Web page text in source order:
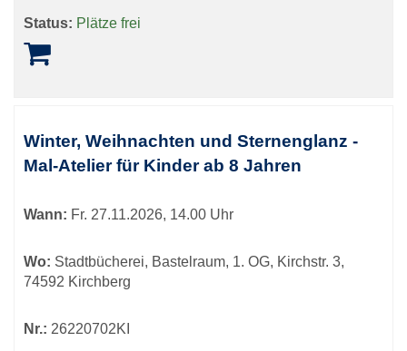
Status: Plätze frei
Winter, Weihnachten und Sternenglanz -
Mal-Atelier für Kinder ab 8 Jahren
Wann: Fr. 27.11.2026, 14.00 Uhr
Wo: Stadtbücherei, Bastelraum, 1. OG, Kirchstr. 3,
74592 Kirchberg
Nr.: 26220702KI